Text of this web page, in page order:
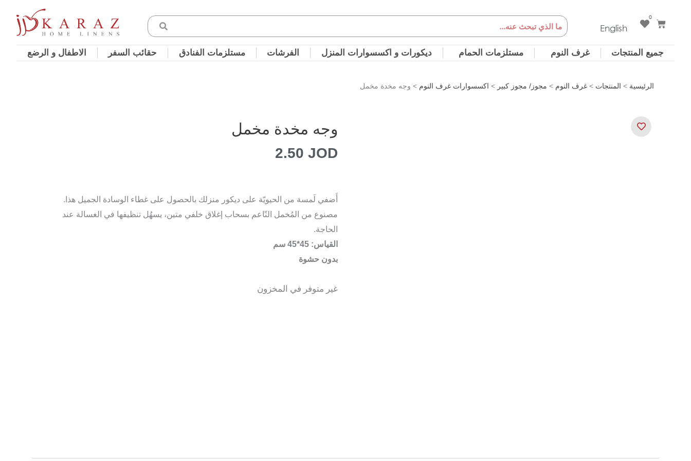
Search English
0
Cart
جميع المنتجات غرف النوم مستلزمات الحمام ديكورات و اكسسوارات المنزل الفرشات مستلزمات الفنادق حقائب السفر الاطفال و الرضع
الرئيسية > المنتجات > غرف النوم > مجوز/ مجوز كبير > اكسسوارات غرف النوم > وجه مخدة مخمل
وجه مخدة مخمل
2.50JOD
أَضفي لَمسة من الحيويّة على ديكور منزلك بالحصول على غطاء الوسادة الجميل هذا.
مصنوع من المُخمل النّاعم بسحاب إغلاق خلفي متين، يسهُل تنظيفها في الغسالة عند
الحاجة.
القياس: 45*45 سم
بدون حشوة
غير متوفر في المخزون